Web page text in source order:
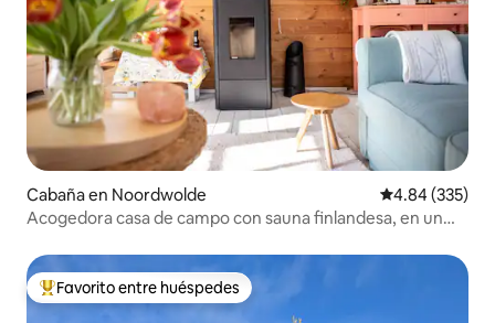
Cabaña en Noordwolde Calificación
4.84 (335)
Acogedora casa de campo con sauna finlandesa, en un
Favorito entre huéspedes preferido
Favorito entre huéspedes